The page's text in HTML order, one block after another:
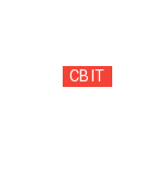
СВІТ